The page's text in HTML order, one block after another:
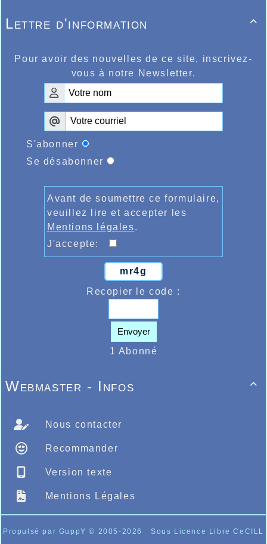

Lettre d'information
Pour avoir des nouvelles de ce site, inscrivez-
vous à notre Newsletter.
S'abonner
Se désabonner
Avant de soumettre ce formulaire,
veuillez lire et accepter les
Mentions légales.
J'accepte:
mr4g
Recopier le code :
Envoyer
1 Abonné

Webmaster - Infos
Nous contacter
Recommander
Version texte
Mentions Légales
Propulsé par GuppY© 2005-2026 Sous Licence Libre CeCILL